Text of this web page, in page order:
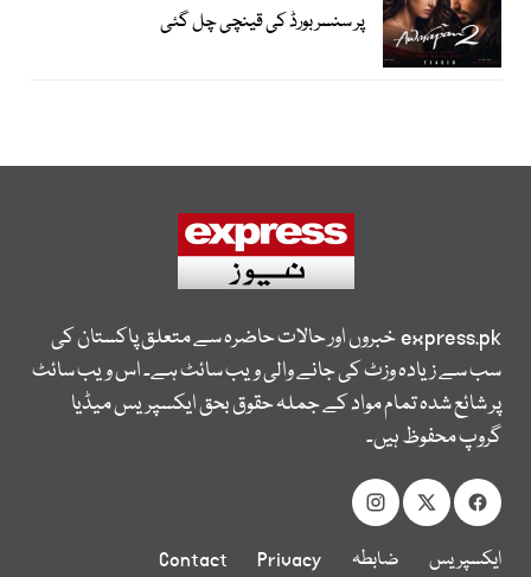
پر سنسر بورڈ کی قینچی چل گئی
express.pkخبروں اور حالات حاضرہ سے متعلق پاکستان کی
سب سے زیادہ وزٹ کی جانے والی ویب سائٹ ہے۔ اس ویب سائٹ
پر شائع شدہ تمام مواد کے جملہ حقوق بحق ایکسپریس میڈیا
گروپ محفوظ ہیں۔
ایکسپریس
ضابطہ
Privacy
Contact